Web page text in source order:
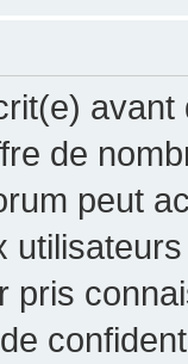
avant
de
peut
pris